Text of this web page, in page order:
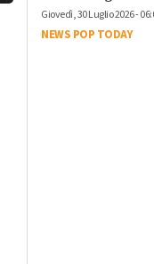
Giovedì, 30 Luglio 2026 -
NEWS POP TODAY